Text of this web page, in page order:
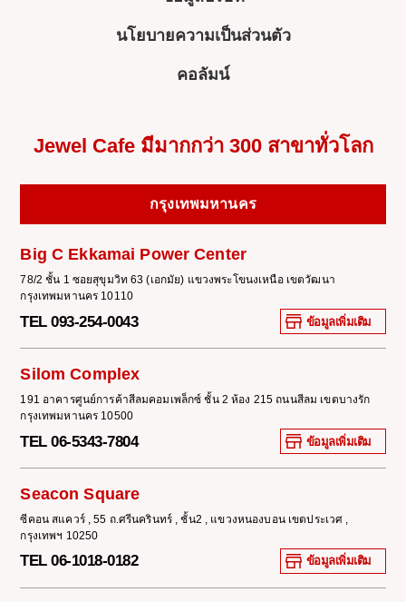
นโยบายความเป็นส่วนตัว
คอลัมน์
Jewel Cafe มีมากกว่า 300 สาขาทั่วโลก
กรุงเทพมหานคร
Big C Ekkamai Power Center
78/2 ชั้น 1 ซอยสุขุมวิท 63 (เอกมัย) แขวงพระโขนงเหนือ เขตวัฒนา
กรุงเทพมหานคร 10110
TEL 093-254-0043 ข้อมูลเพิ่มเติม
Silom Complex
191 อาคารศูนย์การค้าสีลมคอมเพล็กซ์ ชั้น 2 ห้อง 215 ถนนสีลม เขตบางรัก
กรุงเทพมหานคร 10500
TEL 06-5343-7804 ข้อมูลเพิ่มเติม
Seacon Square
ซีคอน สแควร์ , 55 ถ.ศรีนครินทร์ , ชั้น2 , แขวงหนองบอน เขตประเวศ ,
กรุงเทพฯ 10250
TEL 06-1018-0182 ข้อมูลเพิ่มเติม